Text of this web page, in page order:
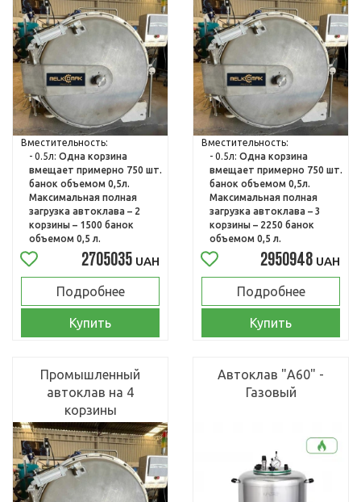
Вместительность:
- 0.5л: Одна корзина
вмещает примерно 750 шт.
банок объемом 0,5л.
Максимальная полная
загрузка автоклава – 2
корзины – 1500 банок
объемом 0,5 л.
2705035 UAH
Подробнее
Купить
Вместительность:
- 0.5л: Одна корзина
вмещает примерно 750 шт.
банок объемом 0,5л.
Максимальная полная
загрузка автоклава – 3
корзины – 2250 банок
объемом 0,5 л.
2950948 UAH
Подробнее
Купить
Промышленный
автоклав на 4
корзины
Автоклав "А60" -
Газовый